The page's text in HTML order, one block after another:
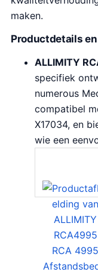
maken.
Productdetails
ALLIMITY
specifiek
numerous
compatibel
X17034, en
wie een